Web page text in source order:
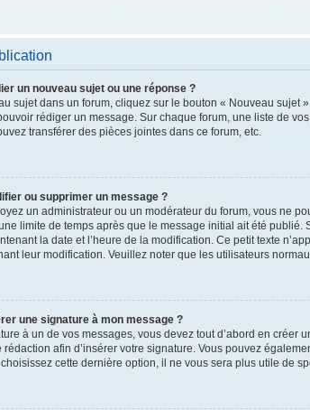
un nouveau sujet ou une réponse ?
sujet dans un forum, cliquez sur le bouton « Nouveau
rédiger un message. Sur chaque forum, une liste de
transférer des pièces jointes dans ce forum, etc.
ou supprimer un message ?
un administrateur ou un modérateur du forum, vous ne
limite de temps après que le message initial ait été
la date et l’heure de la modification. Ce petit texte
leur modification. Veuillez noter que les utilisateurs
une signature à mon message ?
à un de vos messages, vous devez tout d’abord en
afin d’insérer votre signature. Vous pouvez
cette dernière option, il ne vous sera plus utile de